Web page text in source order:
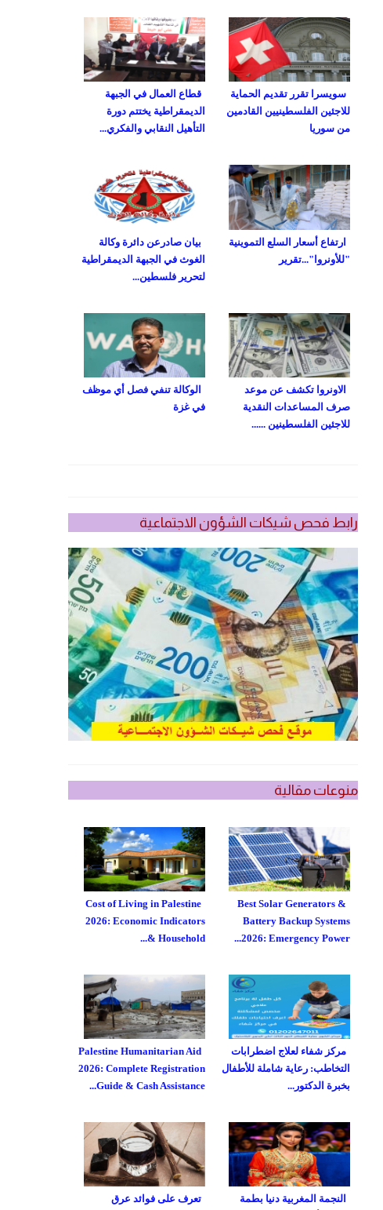
قطاع العمال في الجبهة
الديمقراطية يختتم دورة
التأهيل النقابي والفكري...
سويسرا تقرر تقديم الحماية
للاجئين الفلسطينيين القادمين
من سوريا
بيان صادرعن دائرة وكالة
الغوث في الجبهة الديمقراطية
لتحرير فلسطين...
ارتفاع أسعار السلع التموينية
"للأونروا"...تقرير
الوكالة تنفي فصل أي موظف
في غزة
الاونروا تكشف عن موعد
صرف المساعدات النقدية
للاجئين الفلسطينين ......
رابط فحص شيكات الشؤون الاجتماعية
منوعات مقالية
Cost of Living in Palestine
2026: Economic Indicators
& Household...
Best Solar Generators &
Battery Backup Systems
2026: Emergency Power...
Palestine Humanitarian Aid
2026: Complete Registration
Guide & Cash Assistance...
مركز شفاء لعلاج اضطرابات
التخاطب: رعاية شاملة للأطفال
بخبرة الدكتور...
تعرف على فوائد عرق
النجمة المغربية دنيا بطمة